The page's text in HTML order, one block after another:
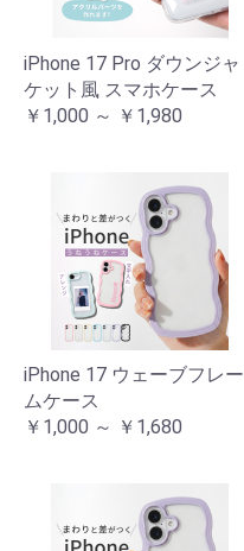
iPhone 17 Pro ダウンジャ
ケット風 スマホケース
￥1,000 ～ ￥1,980
iPhone 17 ウェーブフレー
ムケース
￥1,000 ～ ￥1,680